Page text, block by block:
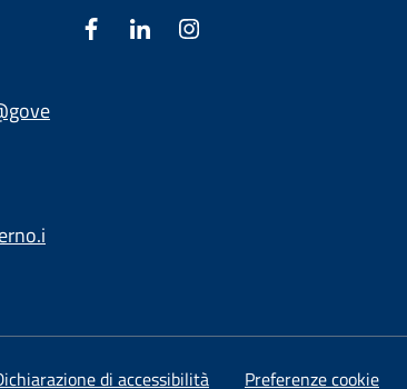
di accessibilità Preferenze cookie